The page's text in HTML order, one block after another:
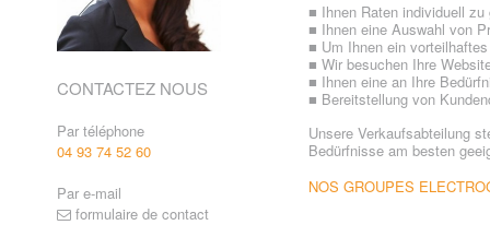
CONTACTEZ NOUS
Par téléphone
04 93 74 52 60
Par e-mail
formulaire de contact
■ Ihnen Raten individuell zu
■ Ihnen eine Auswahl von
■ Um Ihnen ein
■ Wir besuchen Ihre
■ Ihnen eine an Ihre
■ Bereitstellung von
Unsere Verkaufsabteilung
Bedürfnisse am besten
NOS GROUPES